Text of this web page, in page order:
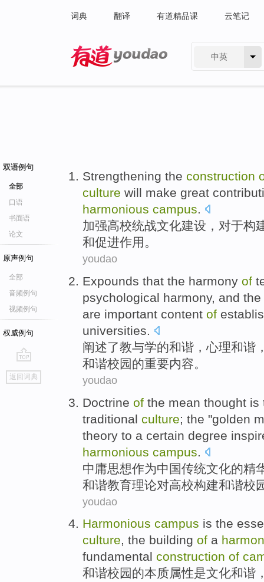
词典 翻译 有道精品课 云笔记
中英
双语例句
全部
口语
书面语
论文
原声例句
全部
音频例句
视频例句
权威例句
go
top
返回词典
Strengthening the construction
culture will make great
harmonious campus.
加强高校统战文化建设 ， 对于构
和促进作用。
youdao
Expounds that the harmony of
psychological harmony, and the
are important content of
universities.
阐述了教与学的和谐 ，心理和谐
和谐校园的重要内容。
youdao
Doctrine of the mean thought is
traditional culture; the "golden
theory to a certain degree
harmonious campus
中庸思想作为中国传统文化的精
和谐教育理论对高校构建和谐校
youdao
Harmonious campus is the
culture, the building of a
fundamental construction of
和谐校园的本质属性是文化和谐